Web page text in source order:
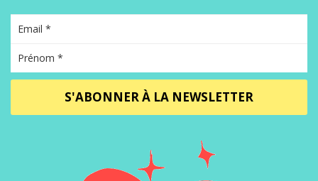
S'ABONNER À LA NEWSLETTER